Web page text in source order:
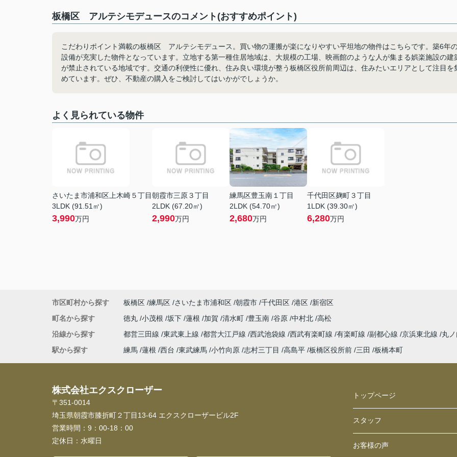
板橋区 アルテシモデュースのコメント(おすすめポイント)
こだわりポイント満載の板橋区 アルテシモデュース。買い物の運搬が楽になりやすい平坦地の物件はこちらです。築6年
設備が充実した物件となっています。立地する第一種住居地域は、大規模の工場、映画館のような人が集まる娯楽施設の建
が禁止されている地域です。交通の利便性に優れ、住み良い環境が整う板橋区役所前周辺は、住みたいエリアとして注目を
めています。ぜひ、不動産の購入をご検討してはいかがでしょうか。
よく見られている物件
さいたま市浦和区上木崎５丁目
3LDK (91.51㎡)
3,990万円
朝霞市三原３丁目
2LDK (67.20㎡)
2,990万円
練馬区豊玉南１丁目
2LDK (54.70㎡)
2,680万円
千代田区麹町３丁目
1LDK (39.30㎡)
6,280万円
市区町村から探す 板橋区 練馬区 さいたま市浦和区 朝霞市 千代田区 港区 新宿区
町名から探す
徳丸 小茂根 坂下 蓮根 加賀 清水町 豊玉南 谷原 中村北 高松
沿線から探す
都営三田線 東武東上線 都営大江戸線 西武池袋線 西武有楽町線 有楽町線 副都心線 京浜東北線 丸
駅から探す
練馬 蓮根 西台 東武練馬 小竹向原 志村三丁目 高島平 板橋区役所前 三田 板橋本町
株式会社エクスクローザー
〒351-0014
埼玉県朝霞市膝折町２丁目13-64 エクスクローザービル2F
営業時間： 9：00-18：00
定休日： 水曜日
トップページ
スタッフ
お客様の声